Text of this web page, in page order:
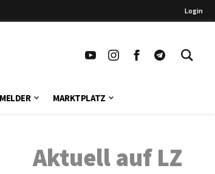
Login
MELDER MARKTPLATZ
Aktuell auf LZ